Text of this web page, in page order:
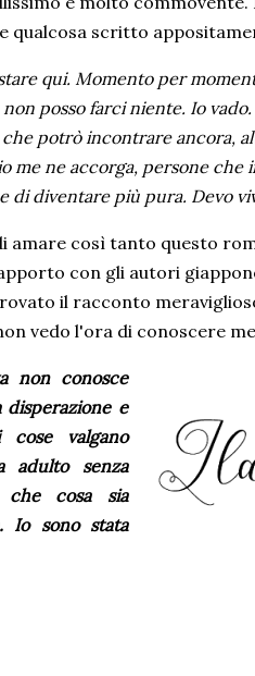
qualcosa scritto
qui. Momento per
posso farci niente. Io
che potrò incontrare ancora,
me ne accorga, persone
di diventare più pura. Devo
amare così tanto questo
con gli autori
il racconto
vedo l'ora di conoscere
non conosce
disperazione e
valgano
adulto senza
che cosa sia
Io sono stata